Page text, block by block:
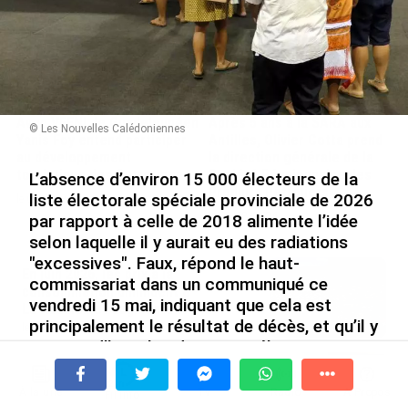
Avec VEENI, le Guadeloupéen
touristique des Outre-mer
le 06/08/2026
Société Réunionnaise des
Produits Pétroliers
le 05/08/2026
En juin 2026, les prix à la
consommation diminuent à
La Réunion et augmentent à ...
le 04/08/2026
INTERVIEW. À Wallis-et-Futuna, un
tourisme authentique et durable en
À la une Tv Radio A Propos
© Les Nouvelles Calédoniennes
L’absence d’environ 15 000 électeurs de la
liste électorale spéciale provinciale de 2026
par rapport à celle de 2018 alimente l’idée
selon laquelle il y aurait eu des radiations
"excessives". Faux, répond le haut-
commissariat dans un communiqué ce
vendredi 15 mai, indiquant que cela est
principalement le résultat de décès, et qu’il y
a, aujourd’hui, plus de 16 000 électeurs
supplémentaires sur la liste électorale
spéciale provinciale. Explications avec notre